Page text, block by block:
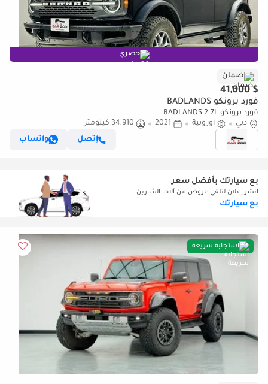
حصري
ضمان
$ 41,000
فورد برونكو BADLANDS
فورد برونكو BADLANDS 2.7L
دبي
أوروبية 2021
34,910 كيلومتر
إتصل
واتساب
بع سيارتك بأفضل سعر
انشر إعلان لتلقي عروض من آلاف الشارين
بع سيارتك
استجابة سريعة